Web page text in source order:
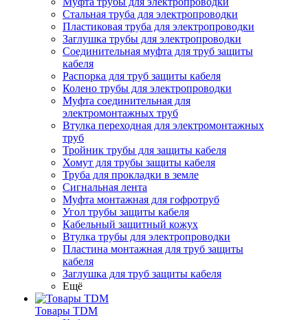
Стальная труба для электропроводки
Пластиковая труба для электропроводки
Заглушка трубы для электропроводки
Соединительная муфта для труб защиты
кабеля
Распорка для труб защиты кабеля
Колено трубы для электропроводки
Муфта соединительная для
электромонтажных труб
Втулка переходная для электромонтажных
труб
Тройник трубы для защиты кабеля
Хомут для трубы защиты кабеля
Труба для прокладки в земле
Сигнальная лента
Муфта монтажная для гофротруб
Угол трубы защиты кабеля
Кабельный защитный кожух
Втулка трубы для электропроводки
Пластина монтажная для труб защиты
кабеля
Заглушка для труб защиты кабеля
Ещё
Товары TDM